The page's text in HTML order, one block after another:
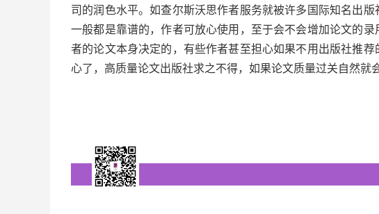
司的润色水平。如查尔斯沃思作者服务就被许多国际知名出
一般都是靠谱的，作者可放心使用，至于会不会增加论文的
者的论文本身决定的，有些作者甚至担心如果不用出版社推
心了，高质量论文出版社求之不得，如果论文质量过关自然就